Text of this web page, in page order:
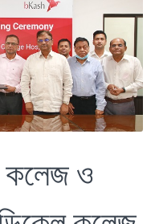
কলেজ ও